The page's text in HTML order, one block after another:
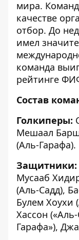
мира.
качестве
отбор. До
имел
команда
рейтинге
Состав
Голкиперы:
Мешаал
(Аль-Гарафа).
Защитники:
Мусааб
(Аль-Садд),
Булем Хоухи
Хассон
Гарафа»),